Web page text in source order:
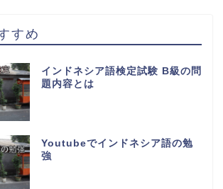
すめ
インドネシア語検定試験 B級の問
題内容とは
Youtubeでインドネシア語の勉
強